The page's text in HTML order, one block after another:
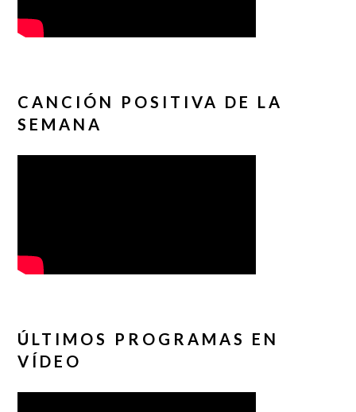
CANCIÓN POSITIVA DE LA
SEMANA
ÚLTIMOS PROGRAMAS EN
VÍDEO